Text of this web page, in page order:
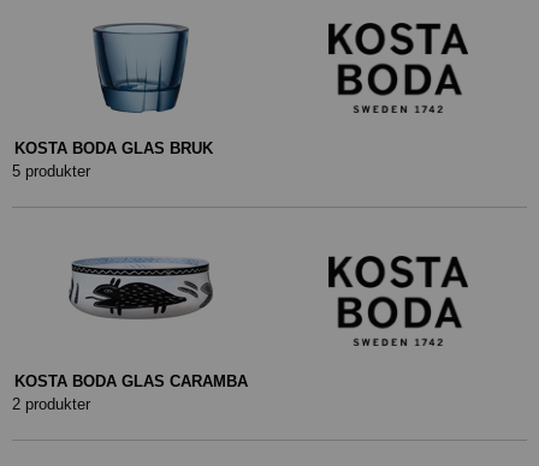
KOSTA BODA GLAS BRUK
5 produkter
KOSTA BODA GLAS CARAMBA
2 produkter